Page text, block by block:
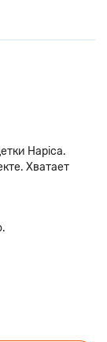
Hapica.
Хватает